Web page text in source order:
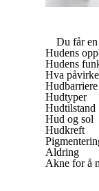
Du får
Hudens
Hudens
Hva
Hudbarriere
Hudtyper
Hudtilstand
Hud og sol
Hudkreft
Aldring
Akne for å